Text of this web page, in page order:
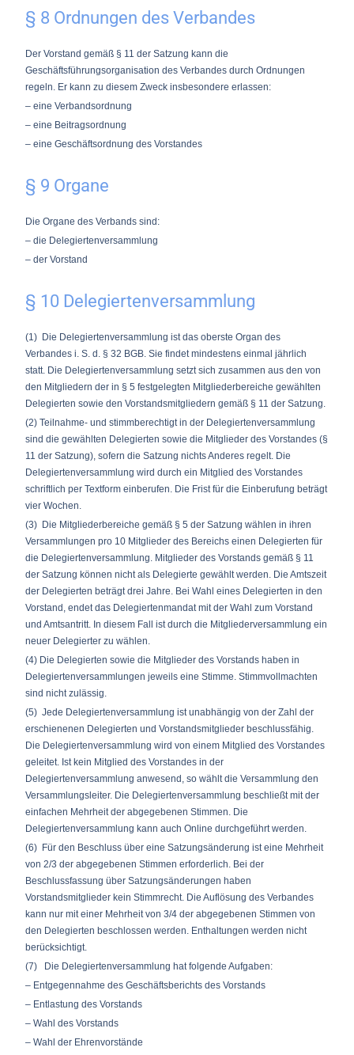
§ 8 Ordnungen des Verbandes
Der Vorstand gemäß § 11 der Satzung kann die
Geschäftsführungsorganisation des Verbandes durch Ordnungen
regeln. Er kann zu diesem Zweck insbesondere erlassen:
– eine Verbandsordnung
– eine Beitragsordnung
– eine Geschäftsordnung des Vorstandes
§ 9 Organe
Die Organe des Verbands sind:
– die Delegiertenversammlung
– der Vorstand
§ 10 Delegiertenversammlung
(1) Die Delegiertenversammlung ist das oberste Organ des
Verbandes i. S. d. § 32 BGB. Sie findet mindestens einmal jährlich
statt. Die Delegiertenversammlung setzt sich zusammen aus den von
den Mitgliedern der in § 5 festgelegten Mitgliederbereiche gewählten
Delegierten sowie den Vorstandsmitgliedern gemäß § 11 der Satzung.
(2) Teilnahme- und stimmberechtigt in der Delegiertenversammlung
sind die gewählten Delegierten sowie die Mitglieder des Vorstandes (§
11 der Satzung), sofern die Satzung nichts Anderes regelt. Die
Delegiertenversammlung wird durch ein Mitglied des Vorstandes
schriftlich per Textform einberufen. Die Frist für die Einberufung beträgt
vier Wochen.
(3) Die Mitgliederbereiche gemäß § 5 der Satzung wählen in ihren
Versammlungen pro 10 Mitglieder des Bereichs einen Delegierten für
die Delegiertenversammlung. Mitglieder des Vorstands gemäß § 11
der Satzung können nicht als Delegierte gewählt werden. Die Amtszeit
der Delegierten beträgt drei Jahre. Bei Wahl eines Delegierten in den
Vorstand, endet das Delegiertenmandat mit der Wahl zum Vorstand
und Amtsantritt. In diesem Fall ist durch die Mitgliederversammlung ein
neuer Delegierter zu wählen.
(4) Die Delegierten sowie die Mitglieder des Vorstands haben in
Delegiertenversammlungen jeweils eine Stimme. Stimmvollmachten
sind nicht zulässig.
(5) Jede Delegiertenversammlung ist unabhängig von der Zahl der
erschienenen Delegierten und Vorstandsmitglieder beschlussfähig.
Die Delegiertenversammlung wird von einem Mitglied des Vorstandes
geleitet. Ist kein Mitglied des Vorstandes in der
Delegiertenversammlung anwesend, so wählt die Versammlung den
Versammlungsleiter. Die Delegiertenversammlung beschließt mit der
einfachen Mehrheit der abgegebenen Stimmen. Die
Delegiertenversammlung kann auch Online durchgeführt werden.
(6) Für den Beschluss über eine Satzungsänderung ist eine Mehrheit
von 2/3 der abgegebenen Stimmen erforderlich. Bei der
Beschlussfassung über Satzungsänderungen haben
Vorstandsmitglieder kein Stimmrecht. Die Auflösung des Verbandes
kann nur mit einer Mehrheit von 3/4 der abgegebenen Stimmen von
den Delegierten beschlossen werden. Enthaltungen werden nicht
berücksichtigt.
(7) Die Delegiertenversammlung hat folgende Aufgaben:
– Entgegennahme des Geschäftsberichts des Vorstands
– Entlastung des Vorstands
– Wahl des Vorstands
– Wahl der Ehrenvorstände